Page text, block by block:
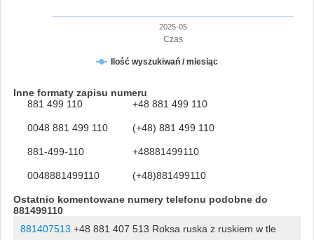
Czas
Ilość wyszukiwań / miesiąc
2025-05
Inne formaty zapisu numeru
881 499 110
+48 881 499 110
0048 881 499 110 (+48) 881 499 110
881-499-110 +48881499110
0048881499110 (+48)881499110
Ostatnio komentowane numery telefonu podobne do
881499110
881407513 +48 881 407 513 Roksa ruska z ruskiem w tle